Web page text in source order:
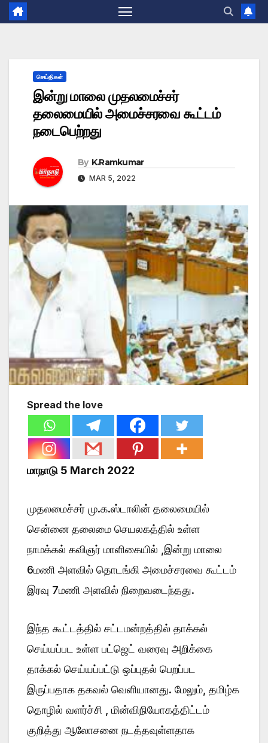
செய்திகள்
இன்று மாலை முதலமைச்சர்
தலைமையில் அமைச்சரவை கூட்டம்
நடைபெற்றது
By K.Ramkumar
MAR 5, 2022
Spread the love
மாநாடு 5 March 2022
முதலமைச்சர் மு.க.ஸ்டாலின் தலைமையில்
சென்னை தலைமை செயலகத்தில் உள்ள
நாமக்கல் கவிஞர் மாளிகையில் ,இன்று மாலை
6மணி அளவில் தொடங்கி அமைச்சரவை கூட்டம்
இரவு 7மணி அளவில் நிறைவடைந்தது.
இந்த கூட்டத்தில் சட்டமன்றத்தில் தாக்கல்
செய்யப்பட உள்ள பட்ஜெட் வரைவு அறிக்கை
தாக்கல் செய்யப்பட்டு ஒப்புதல் பெறப்பட
இருப்பதாக தகவல் வெளியானது. மேலும், தமிழ்க
தொழில் வளர்ச்சி , மின்விநியோகத்திட்டம்
குறித்து ஆலோசனை நடத்தவுள்ளதாக